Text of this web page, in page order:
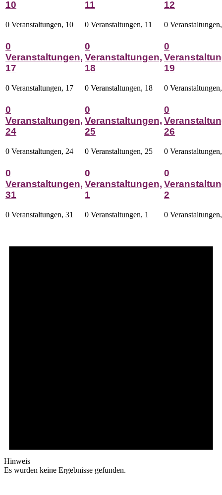
10
0 Veranstaltungen, 10
11
0 Veranstaltungen, 11
12
0
0
Veranstaltungen,
17
0 Veranstaltungen, 17
0
Veranstaltungen,
18
0 Veranstaltungen, 18
0
19
0
0
Veranstaltungen,
24
0 Veranstaltungen, 24
0
Veranstaltungen,
25
0 Veranstaltungen, 25
0
26
0
0
Veranstaltungen,
31
0 Veranstaltungen, 31
0
Veranstaltungen,
1
0 Veranstaltungen, 1
0
2
0
Hinweis
Es wurden keine Ergebnisse gefunden.